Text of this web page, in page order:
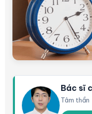
Bác sĩ
Tâm thần